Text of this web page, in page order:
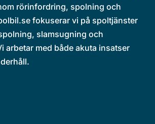
rörinfordring, spolning och
fokuserar vi på spoltjänster
slamsugning och
arbetar med både akuta insatser